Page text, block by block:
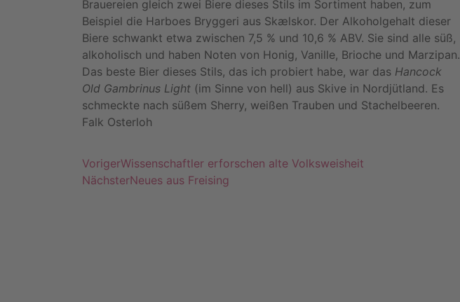
Brauereien gleich zwei Biere dieses Stils im Sortiment haben, zum
Beispiel die Harboes Bryggeri aus Skælskor. Der Alkoholgehalt dieser
Biere schwankt etwa zwischen 7,5 % und 10,6 % ABV. Sie sind alle süß,
alkoholisch und haben Noten von Honig, Vanille, Brioche und Marzipan.
Das beste Bier dieses Stils, das ich probiert habe, war das Hancock
Old Gambrinus Light (im Sinne von hell) aus Skive in Nordjütland. Es
schmeckte nach süßem Sherry, weißen Trauben und Stachelbeeren.
Falk Osterloh
VorigerWissenschaftler erforschen alte Volksweisheit
NächsterNeues aus Freising